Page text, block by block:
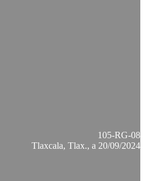
105-RG-08
Tlaxcala, Tlax., a 20/09/2024